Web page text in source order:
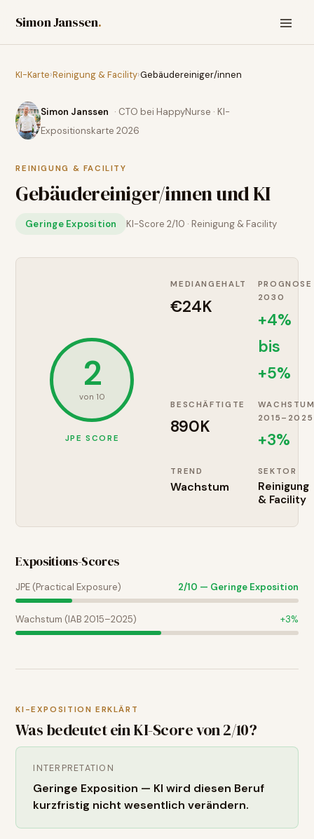
Simon Janssen.
KI-Karte›Reinigung & Facility›Gebäudereiniger/innen
Simon Janssen · CTO bei HappyNurse · KI-
Expositionskarte 2026
REINIGUNG & FACILITY
Gebäudereiniger/innenund KI
Geringe Exposition KI-Score2/10 · Reinigung & Facility
2
von 10
JPE SCORE
MEDIANGEHALT
€24K
PROGNOSE
2030
+4%
bis
+5%
BESCHÄFTIGTE
890K
2015–2025
+3%
TREND
Wachstum
SEKTOR
Reinigung
& Facility
Expositions-Scores
JPE (Practical Exposure) 2/10 — Geringe Exposition
Wachstum (IAB 2015–2025) +3%
KI-EXPOSITION ERKLÄRT
Was bedeutet ein KI-Score von2/10?
INTERPRETATION
Geringe Exposition — KI wird diesen Beruf
kurzfristig nicht wesentlich verändern.